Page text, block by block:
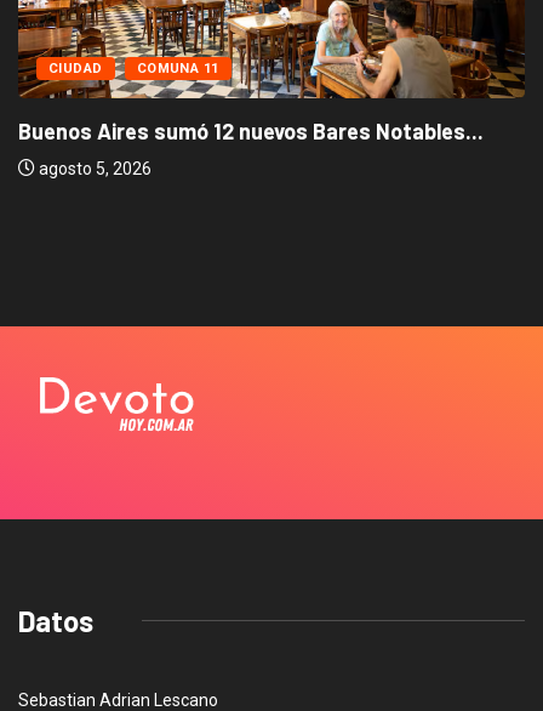
CIUDAD COMUNA 11
Buenos Aires sumó 12 nuevos Bares Notables...
agosto 5, 2026
Datos
Sebastian Adrian Lescano